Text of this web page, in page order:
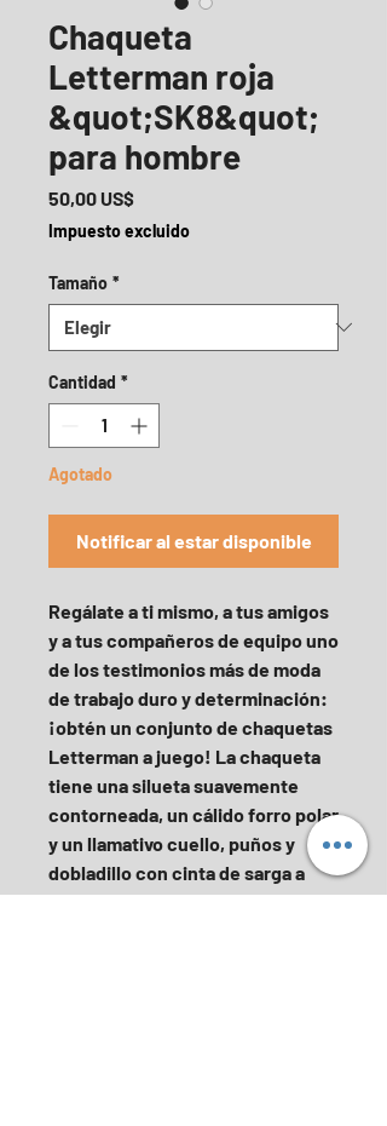
Chaqueta
Letterman roja
&quot;SK8&quot;
para hombre
50,00 US$Precio
Impuesto excluido
Tamaño *
Cantidad *
Agotado
Notificar al estar disponible
Regálate a ti mismo, a tus amigos
y a tus compañeros de equipo uno
de los testimonios más de moda
de trabajo duro y determinación:
¡obtén un conjunto de chaquetas
Letterman a juego! La chaqueta
tiene una silueta suavemente
contorneada, un cálido forro polar
y un llamativo cuello, puños y
dobladillo con cinta de sarga a
rayas.